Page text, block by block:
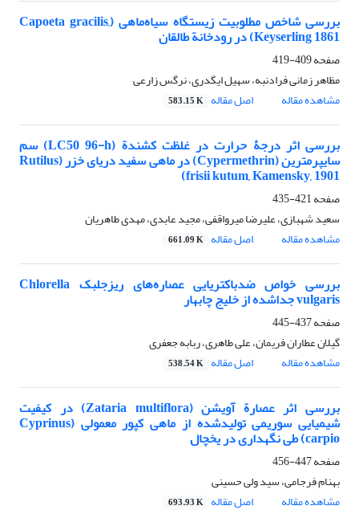
بررسی شاخص مطلوبیت زیستگاه سیاه‌ماهی (Capoeta gracilis,
Keyserling 1861) در رودخانة طالقان
صفحه409-419
مظاهر زمانی فرادنبه، سهیل ایگدری، نرگس زارعی
مشاهده مقاله
اصل مقاله 583.15 K
بررسی اثر درجۀ حرارت در غلظت کشندة (LC50 96-h) سم
سایپرمترین (Cypermethrin) در ماهی سفید دریای خزر (Rutilus
frisii kutum, Kamensky, 1901)
صفحه421-435
سعید شهبازی، علیرضا میرواقفی، مجید عابدی، مهدی طاهریان
مشاهده مقاله
اصل مقاله 661.09 K
بررسی خواص ضدباکتریایی عصاره‌های ریزجلبک Chlorella
vulgaris جداشده از خلیج چابهار
صفحه437-445
گیلان عطاران فریمان، علی طاهری، ربابه جعفری
مشاهده مقاله
اصل مقاله 538.54 K
بررسی اثر عصارة آویشن (Zataria multiflora) در کیفیت
شیمیایی سوریمی تولیدشده از ماهی کپور معمولی (Cyprinus
carpio) طی نگهداری در یخچال
صفحه447-456
بهنام فرجامی، سید ولی حسینی
مشاهده مقاله
اصل مقاله 693.93 K